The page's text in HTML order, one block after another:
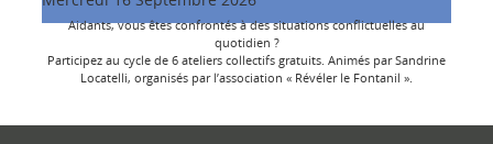
Aidants, vous êtes confrontés à des situations conflictuelles au
quotidien ?
Participez au cycle de 6 ateliers collectifs gratuits. Animés par Sandrine
Locatelli, organisés par l’association « Révéler le Fontanil ».